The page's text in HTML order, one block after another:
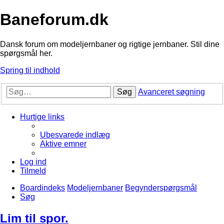
Baneforum.dk
Dansk forum om modeljernbaner og rigtige jernbaner. Stil dine
spørgsmål her.
Spring til indhold
Søg Avanceret søgning
Hurtige links
Ubesvarede indlæg
Aktive emner
Log ind
Tilmeld
Boardindeks Modeljernbaner Begynderspørgsmål
Søg
Lim til spor.